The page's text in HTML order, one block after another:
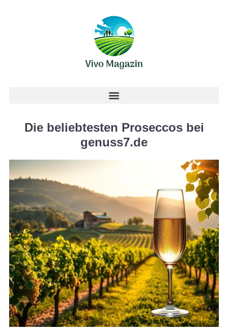
Die beliebtesten Proseccos bei
genuss7.de